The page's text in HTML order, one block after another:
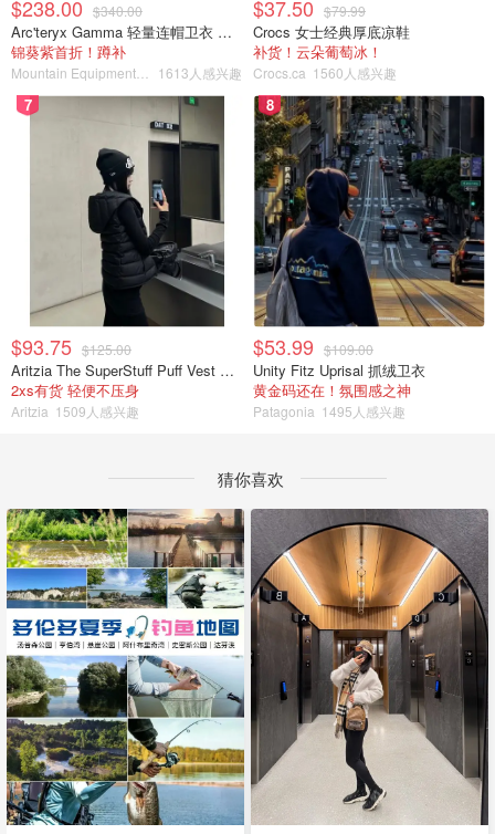
$238.00 $340.00
Arc'teryx Gamma 轻量连帽卫衣 女款
锦葵紫首折！蹲补
1613人感兴趣
$37.50 $79.99
Crocs 女士经典厚底凉鞋
补货！云朵葡萄冰！
Crocs.ca 1560人感兴趣
7
$93.75 $125.00
Aritzia The SuperStuff Puff Vest 轻盈亮面马甲
2xs有货 轻便不压身
Aritzia 1509人感兴趣
8
$53.99 $109.00
Unity Fitz Uprisal 抓绒卫衣
黄金码还在！氛围感之神
Patagonia 1495人感兴趣
猜你喜欢